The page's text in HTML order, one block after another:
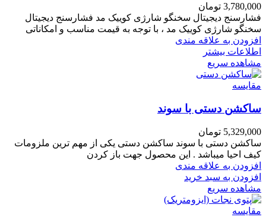
3,780,000 تومان
فشارسنج دیجیتال سخنگو شارژی کوییک مد فشارسنج دیجیتال
سخنگو شارژی کوییک مد ، با توجه به قیمت مناسب و امکاناتی
افزودن به علاقه مندی
اطلاعات بیشتر
مشاهده سریع
مقایسه
ساکشن دستی با سوند
5,329,000 تومان
ساکشن دستی با سوند ساکشن دستی یکی از مهم ترین ملزومات
کیف احیا میباشد . این محصول جهت باز کردن
افزودن به علاقه مندی
افزودن به سبد خرید
مشاهده سریع
مقایسه